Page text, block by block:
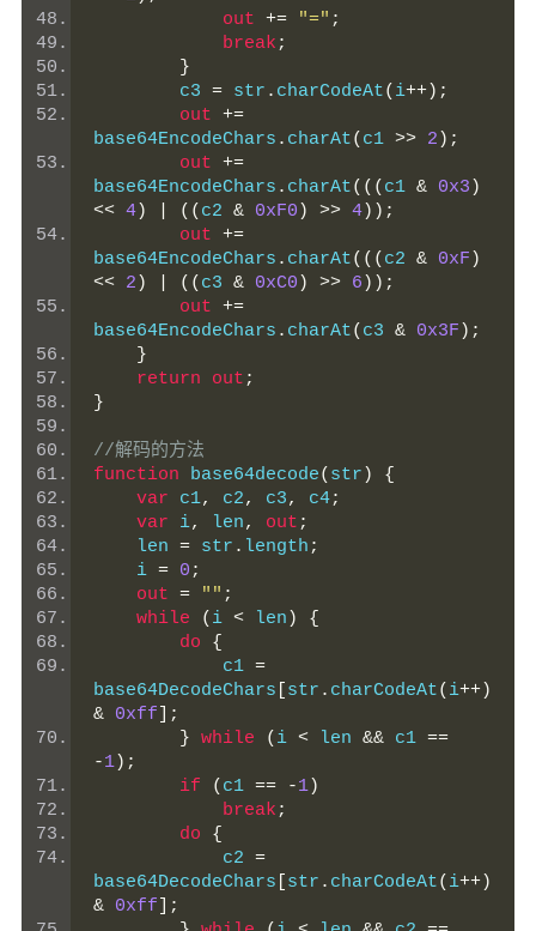
out += "=" ;
break;
}
        c3
= str . charCodeAt( i++);
out +=
base64EncodeChars . charAt( c1 >> 2 );
out +=
base64EncodeChars . charAt((( c1 & 0x3 )
<< 4) (( c2 & 0xF0 ) >> 4));
out +=
base64EncodeChars . charAt((( c2 & 0xF )
<< 2 ) (( c3 & 0xC0 ) >> 6 ));
out +=
base64EncodeChars . charAt( c3 & 0x3F );
}
return
out;
}
//解码的方法
function base64decode( str )
{
var c1, c2, c3, c4;
var i, len, out;
    len
= str . length;
    i
= 0;
out = "" ;
while
( i < len )
{
do
{
            c1
=
base64DecodeChars
str . charCodeAt( i++)
& 0xff ];
} while ( i < len && c1 ==
-1);
if
( c1 == -1)
break;
do
{
            c2
=
base64DecodeChars
str . charCodeAt( i++)
& 0xff ];